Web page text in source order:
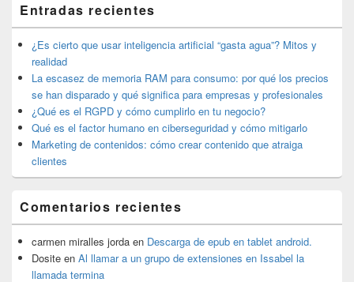
área
de
widget
barra
lateral
primaria
Entradas recientes
¿Es cierto que usar inteligencia artificial “gasta agua”? Mitos y
realidad
La escasez de memoria RAM para consumo: por qué los precios
se han disparado y qué significa para empresas y profesionales
¿Qué es el RGPD y cómo cumplirlo en tu negocio?
Qué es el factor humano en ciberseguridad y cómo mitigarlo
Marketing de contenidos: cómo crear contenido que atraiga
clientes
Comentarios recientes
carmen miralles jorda en Descarga de epub en tablet android.
Dosite en Al llamar a un grupo de extensiones en Issabel la
llamada termina